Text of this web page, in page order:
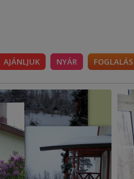
AJÁNLJUK NYÁR FOGLALÁS